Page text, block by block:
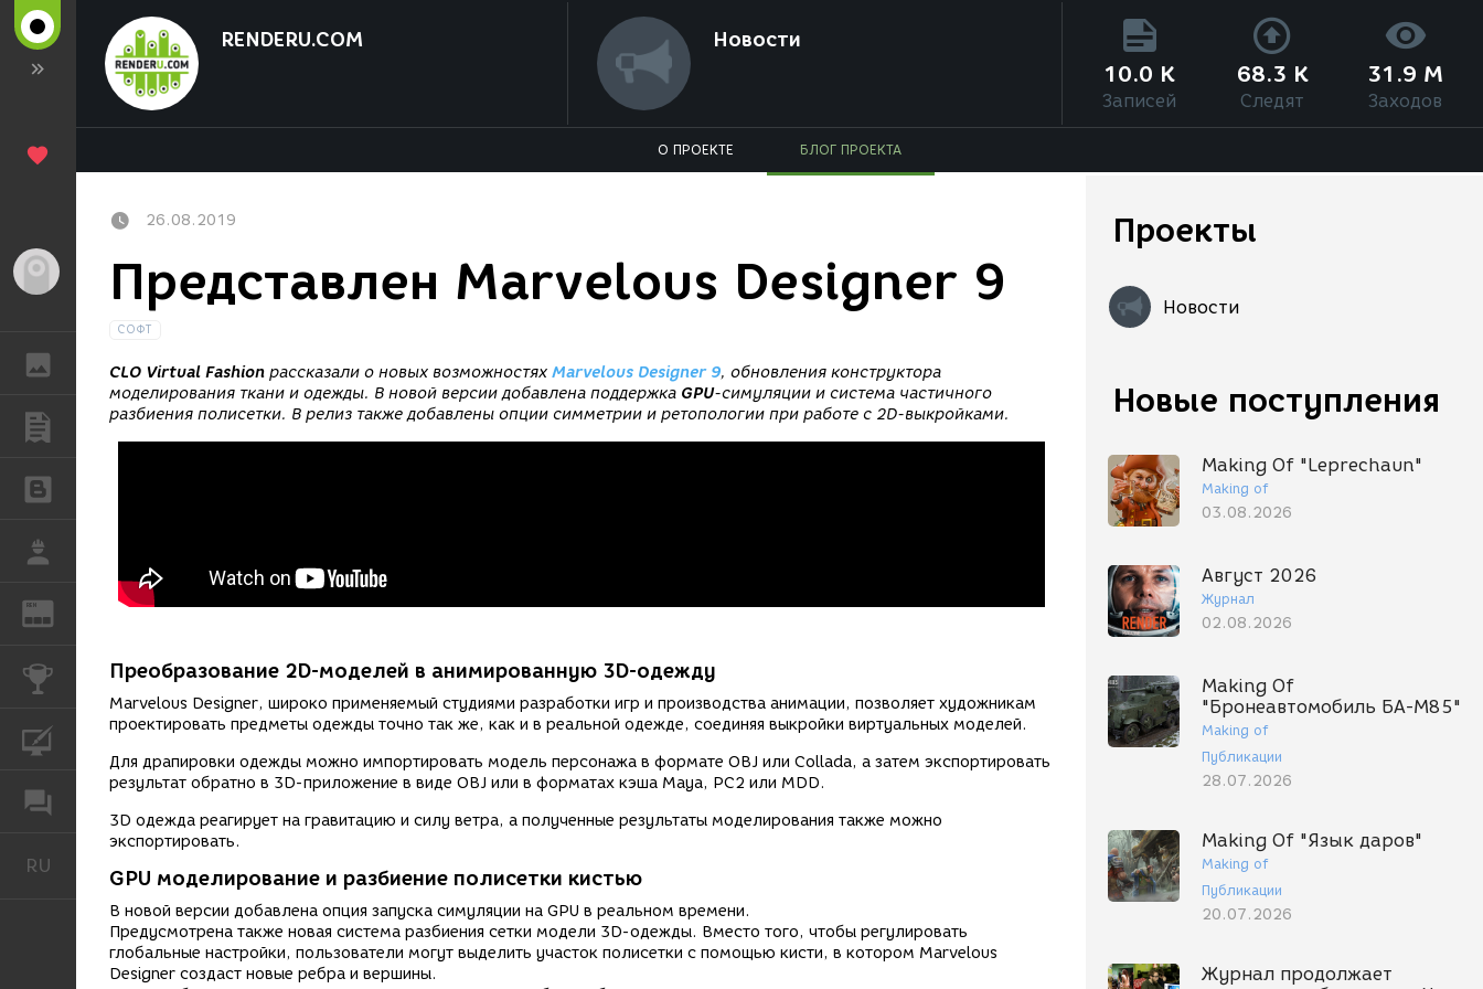
ГАЛЕРЕЯ
ПУБЛИКАЦИИ
REN ЖУРНАЛ
КОНКУРСЫ
КУРСЫ
RU
RENDERU.COM Новости
10.0 K
Записей
68.3 K
Следят
31.9 M
Заходов
О ПРОЕКТЕ БЛОГ ПРОЕКТА
Проекты
Новости
Новые поступления
Making Of "Leprechaun"
Making of
03.08.2026
Август 2026
Журнал
02.08.2026
Making Of
"Бронеавтомобиль БА-М85"
Making of
Публикации
28.07.2026
Making Of "Язык даров"
Making of
Публикации
20.07.2026
Журнал продолжает
26.08.2019
Представлен Marvelous Designer 9
СОФТ
CLO Virtual Fashion рассказали о новых возможностях Marvelous Designer 9, обновления конструктора
моделирования ткани и одежды. В новой версии добавлена поддержка GPU-симуляции и система частичного
разбиения полисетки. В релиз также добавлены опции симметрии и ретопологии при работе с 2D-выкройками.
Преобразование 2D-моделей в анимированную 3D-одежду
Marvelous Designer, широко применяемый студиями разработки игр и производства анимации, позволяет художникам
проектировать предметы одежды точно так же, как и в реальной одежде, соединяя выкройки виртуальных моделей.
Для драпировки одежды можно импортировать модель персонажа в формате OBJ или Collada, а затем экспортировать
результат обратно в 3D-приложение в виде OBJ или в форматах кэша Maya, PC2 или MDD.
3D одежда реагирует на гравитацию и силу ветра, а полученные результаты моделирования также можно
экспортировать.
GPU моделирование и разбиение полисетки кистью
В новой версии добавлена опция запуска симуляции на GPU в реальном времени.
Предусмотрена также новая система разбиения сетки модели 3D-одежды. Вместо того, чтобы регулировать
глобальные настройки, пользователи могут выделить участок полисетки с помощью кисти, в котором Marvelous
Designer создаст новые ребра и вершины.